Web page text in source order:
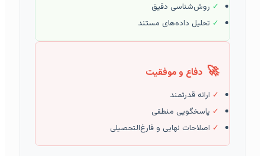
روش‌شناسی دقیق
تحلیل داده‌های مستند
دفاع و موفقیت
ارائه قدرتمند
پاسخگویی منطقی
اصلاحات نهایی و فارغ‌التحصیلی